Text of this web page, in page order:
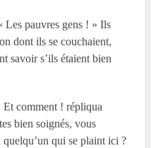
Les pauvres gens ! » Ils
dont ils se couchaient,
savoir s’ils étaient bien
comment ! répliqua
bien soignés, vous
qui se plaint ici ?